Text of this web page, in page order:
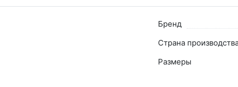
Бренд
Страна
Размеры